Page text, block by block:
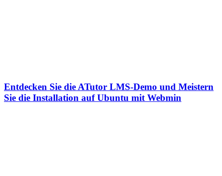
Entdecken Sie die ATutor LMS-Demo und Meistern
Sie die Installation auf Ubuntu mit Webmin